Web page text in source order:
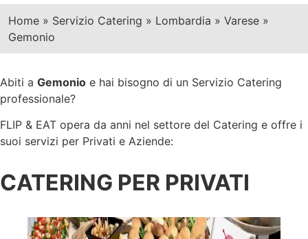
Home » Servizio Catering » Lombardia » Varese »
Gemonio
Abiti a Gemonio e hai bisogno di un Servizio Catering
professionale?
FLIP & EAT opera da anni nel settore del Catering e offre i
suoi servizi per Privati e Aziende:
CATERING PER PRIVATI